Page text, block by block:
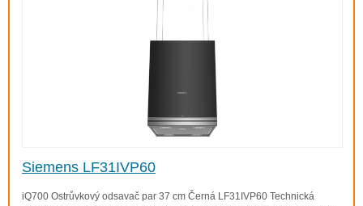
Siemens LF31IVP60
iQ700 Ostrůvkový odsavač par 37 cm Černá LF31IVP60 Technická